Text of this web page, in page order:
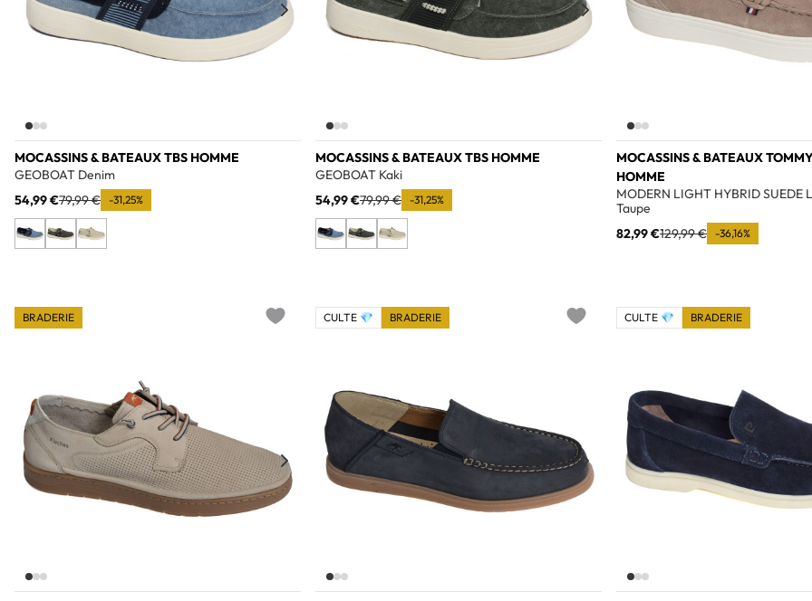
MOCASSINS & BATEAUX TBS HOMME
GEOBOAT Denim
54,99 €79,99 € -31,25%
MOCASSINS & BATEAUX TBS HOMME
GEOBOAT Kaki
54,99 €79,99 € -31,25%
MOCASSINS & BATEAUX
HOMME
MODERN LIGHT HYBRID SUEDE
Taupe
82,99 €129,99 € -36,16%
BRADERIE CULTE 💎 BRADERIE CULTE 💎 BRADERIE